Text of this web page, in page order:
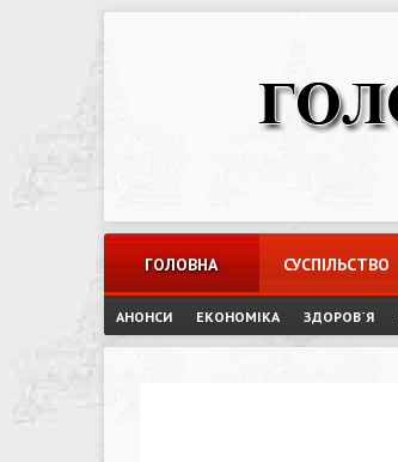
ГОЛОВНА СУСПІЛЬСТВО
АНОНСИ ЕКОНОМІКА ЗДОРОВ`Я